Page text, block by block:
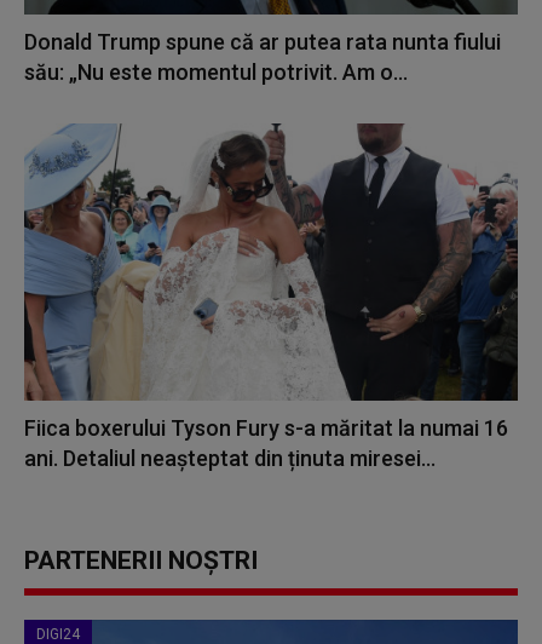
Donald Trump spune că ar putea rata nunta fiului
său: „Nu este momentul potrivit. Am o...
Fiica boxerului Tyson Fury s-a măritat la numai 16
ani. Detaliul neașteptat din ținuta miresei...
PARTENERII NOȘTRI
DIGI24